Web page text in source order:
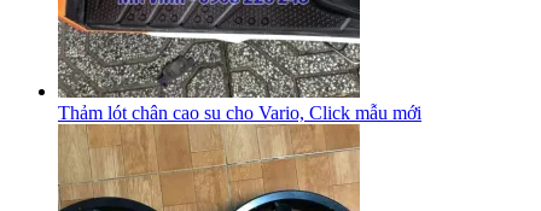
Thảm lót chân cao su cho Vario, Click mẫu mới